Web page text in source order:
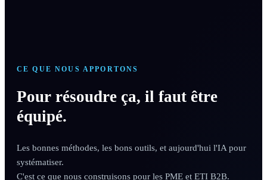
CE QUE NOUS APPORTONS
Pour résoudre ça, il faut être
équipé.
Les bonnes méthodes, les bons outils, et aujourd'hui l'IA pour
systématiser.
C'est ce que nous construisons pour les PME et ETI B2B.